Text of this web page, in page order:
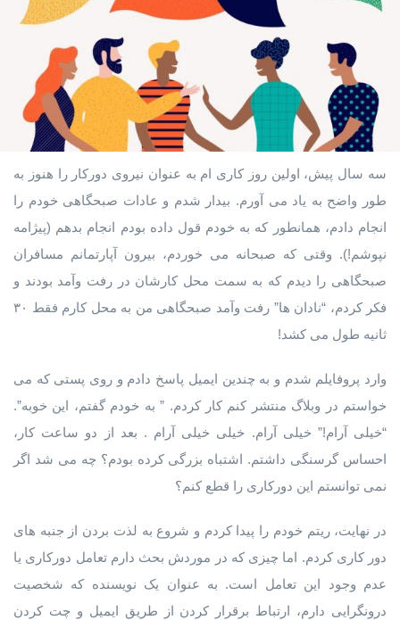
سه سال پیش، اولین روز کاری ام به عنوان نیروی دورکار را هنوز به
طور واضح به یاد می آورم. بیدار شدم و عادات صبحگاهی خودم را
انجام دادم، همانطور که به خودم قول داده بودم انجام بدهم (پیژامه
نپوشم!). وقتی که صبحانه می خوردم، بیرون آپارتمانم مسافران
صبحگاهی را دیدم که به سمت محل کارشان در رفت وآمد بودند و
فکر کردم، “نادان ها” رفت وآمد صبحگاهی من به محل کارم فقط ۳۰
ثانیه طول می کشد!
وارد پروفایلم شدم و به چندین ایمیل پاسخ دادم و روی پستی که می
خواستم در وبلاگ منتشر کنم کار کردم. ” به خودم گفتم، این خوبه”.
“خیلی آرام!” خیلی آرام. خیلی خیلی آرام . بعد از دو ساعت کار،
احساس گرسنگی داشتم. اشتباه بزرگی کرده بودم؟ چه می شد اگر
نمی توانستم این دورکاری را قطع کنم؟
در نهایت، ریتم خودم را پیدا کردم و شروع به لذت بردن از جنبه های
دور کاری کردم. اما چیزی که در موردش بحث دارم تعامل دورکاری یا
عدم وجود این تعامل است. به عنوان یک نویسنده که شخصیت
درونگرایی دارم، ارتباط برقرار کردن از طریق ایمیل و چت کردن